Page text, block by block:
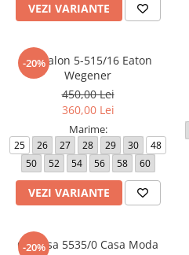
VEZI VARIANTE
-20%
Pantalon 5-515/16 Eaton
Wegener
450,00 Lei
360,00 Lei
Marime:
25 26 27 28 29 30
48
50
52 54 56 58 60
VEZI VARIANTE
-20%
Camasa 5535/0 Casa Moda